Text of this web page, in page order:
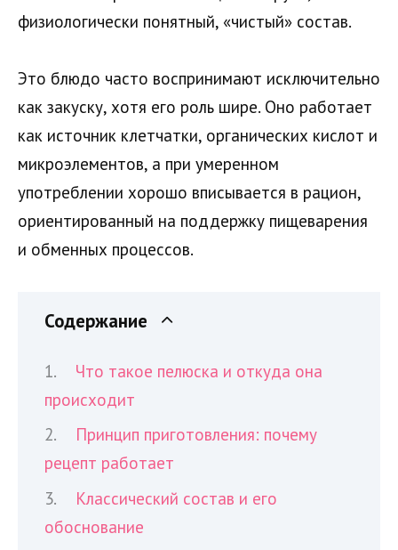
физиологически понятный, «чистый» состав.
Это блюдо часто воспринимают исключительно
как закуску, хотя его роль шире. Оно работает
как источник клетчатки, органических кислот и
микроэлементов, а при умеренном
употреблении хорошо вписывается в рацион,
ориентированный на поддержку пищеварения
и обменных процессов.
Содержание
Что такое пелюска и откуда она
происходит
Принцип приготовления: почему
рецепт работает
Классический состав и его
обоснование